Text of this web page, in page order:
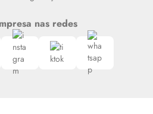
nas redes